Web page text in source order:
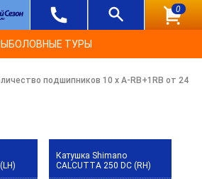
0
ТУРЫ
подшипников 10 х A-RB+1RB от 24
Катушка Shimano
CALCUTTA 250 DC (RH)